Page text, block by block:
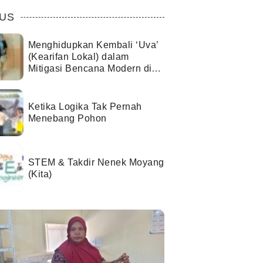
Menghidupkan Kembali ‘Uva’
(Kearifan Lokal) dalam
Mitigasi Bencana Modern di
Ketika Logika Tak Pernah
Menebang Pohon
STEM & Takdir Nenek Moyang
(Kita)